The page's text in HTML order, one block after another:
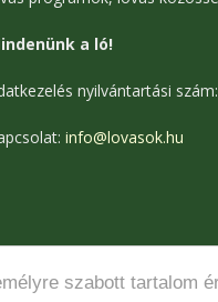
szabott tartalom
a ló!
nyilvántartási
info@lovasok.hu